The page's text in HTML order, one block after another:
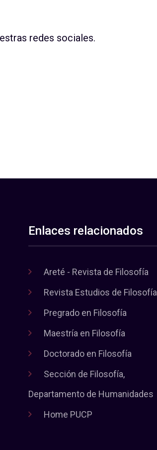
redes sociales.
Enlaces relacionados
Areté - Revista de Filosofía
Revista Estudios de Filosofía
Pregrado en Filosofía
Maestría en Filosofía
Doctorado en Filosofía
Sección de Filosofía,
Departamento de Humanidades
Home PUCP